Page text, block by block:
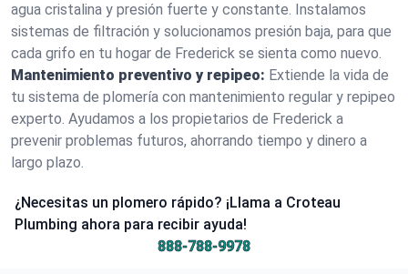
agua cristalina y presión fuerte y constante. Instalamos
sistemas de filtración y solucionamos presión baja, para que
cada grifo en tu hogar de Frederick se sienta como nuevo.
Mantenimiento preventivo y repipeo: Extiende la vida de
tu sistema de plomería con mantenimiento regular y repipeo
experto. Ayudamos a los propietarios de Frederick a
prevenir problemas futuros, ahorrando tiempo y dinero a
largo plazo.
¿Necesitas un plomero rápido? ¡Llama a Croteau
Plumbing ahora para recibir ayuda!
888-788-9978